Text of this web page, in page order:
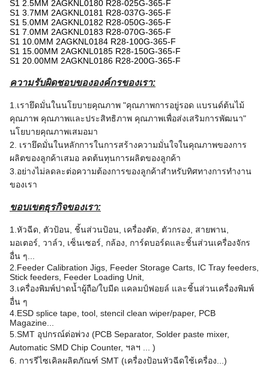
S1 2.5MM 2AGKNL0180 R28-025G-365-F
S1 3.7MM 2AGKNL0181 R28-037G-365-F
S1 5.0MM 2AGKNL0182 R28-050G-365-F
S1 7.0MM 2AGKNL0183 R28-070G-365-F
S1 10.0MM 2AGKNL0184 R28-100G-365-F
S1 15.00MM 2AGKNL0185 R28-150G-365-F
S1 20.00MM 2AGKNL0186 R28-200G-365-F
ความรับผิดชอบขององค์กรของเรา:
1.เรายึดมั่นในนโยบายคุณภาพ "คุณภาพการอยู่รอด แบรนด์ต้นไม้
คุณภาพ คุณภาพและประสิทธิภาพ คุณภาพเพื่อส่งเสริมการพัฒนา"
นโยบายคุณภาพเสมอมา
2. เรายึดมั่นในหลักการในการสร้างความมั่นใจในคุณภาพของการ
ผลิตของลูกค้าเสมอ ลดต้นทุนการผลิตของลูกค้า
3.อย่างไม่ลดละต่อความต้องการของลูกค้าสำหรับทิศทางการทำงาน
ของเรา
ขอบเขตธุรกิจของเรา:
1.หัวฉีด, ตัวป้อน, ชิ้นส่วนป้อน, เครื่องตัด, ตัวกรอง, สายพาน,
มอเตอร์, วาล์ว, เซ็นเซอร์, กล้อง, การ์ดบอร์ดและชิ้นส่วนเครื่องจักร
อื่น ๆ...
2.Feeder Calibration Jigs, Feeder Storage Carts, IC Tray feeders,
Stick feeders, Feeder Loading Unit,
3.เครื่องพิมพ์ปาดน้ำผู้ถือ/ใบมีด แคลมป์ฟอยล์ และชิ้นส่วนเครื่องพิมพ์
อื่น ๆ
4.ESD splice tape, tool, stencil clean wiper/paper, PCB
Magazine...
5.SMT อุปกรณ์ต่อพ่วง (PCB Separator, Solder paste mixer,
Automatic SMD Chip Counter, ฯลฯ ... )
6. การรีไซเคิลผลิตภัณฑ์ SMT (เครื่องป้อนหัวฉีดใช้เครื่อง...)